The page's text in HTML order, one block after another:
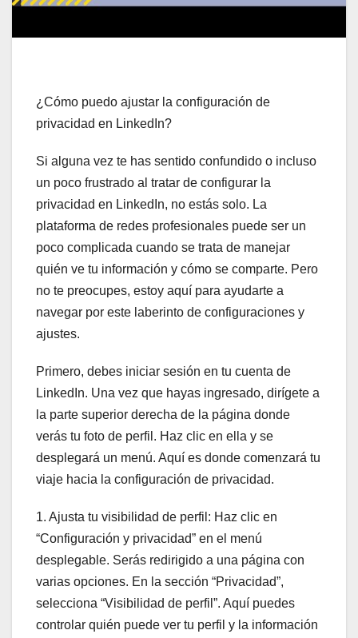
¿Cómo puedo ajustar la configuración de
privacidad en LinkedIn?
Si alguna vez te has sentido confundido o incluso
un poco frustrado al tratar de configurar la
privacidad en LinkedIn, no estás solo. La
plataforma de redes profesionales puede ser un
poco complicada cuando se trata de manejar
quién ve tu información y cómo se comparte. Pero
no te preocupes, estoy aquí para ayudarte a
navegar por este laberinto de configuraciones y
ajustes.
Primero, debes iniciar sesión en tu cuenta de
LinkedIn. Una vez que hayas ingresado, dirígete a
la parte superior derecha de la página donde
verás tu foto de perfil. Haz clic en ella y se
desplegará un menú. Aquí es donde comenzará tu
viaje hacia la configuración de privacidad.
1. Ajusta tu visibilidad de perfil: Haz clic en
“Configuración y privacidad” en el menú
desplegable. Serás redirigido a una página con
varias opciones. En la sección “Privacidad”,
selecciona “Visibilidad de perfil”. Aquí puedes
controlar quién puede ver tu perfil y la información